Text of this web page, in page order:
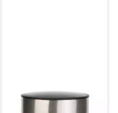
GENIUS